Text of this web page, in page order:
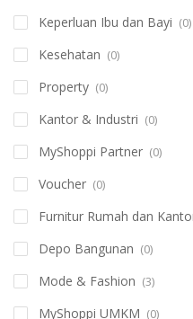
Keperluan Ibu dan Bayi (0)
Kesehatan (0)
Property (0)
Kantor & Industri (0)
MyShoppi Partner (0)
Voucher (0)
Furnitur Rumah dan
Depo Bangunan (0)
Mode & Fashion (3)
MyShoppi UMKM (0)